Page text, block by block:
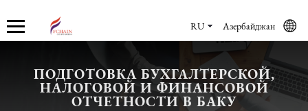
Бухгалтерские услуги
Юридические услуги в Баку
Учет кадров
RU Азербайджан
ПОДГОТОВКА БУХГАЛТЕРСКОЙ,
НАЛОГОВОЙ И ФИНАНСОВОЙ
ОТЧЕТНОСТИ В БАКУ